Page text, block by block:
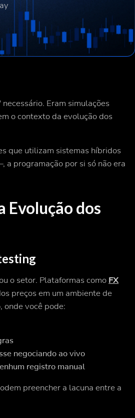
. Eram simulações
o contexto da evolução dos
que utilizam sistemas híbridos
a programação por si só não era
Evolução dos
o setor. Plataformas como FX
preços em um ambiente de
onde você pode:
negociando ao vivo
registro manual
preencher a lacuna entre a